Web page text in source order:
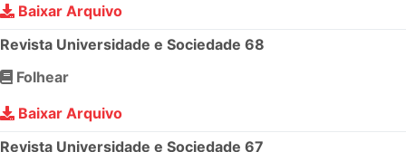
Baixar Arquivo
Revista Universidade e Sociedade 68
Folhear
Baixar Arquivo
Revista Universidade e Sociedade 67